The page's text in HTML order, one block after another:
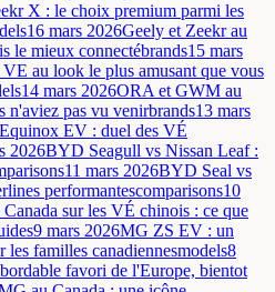
X : le choix premium parmi les
16 mars 2026Geely et Zeekr au
le mieux connectébrands15 mars
au look le plus amusant que vous
14 mars 2026ORA et GWM au
n'aviez pas vu venirbrands13 mars
EV : duel des VÉ
2026BYD Seagull vs Nissan Leaf :
11 mars 2026BYD Seal vs
performantescomparisons10
sur les VÉ chinois : ce que
9 mars 2026MG ZS EV : un
familles canadiennesmodels8
favori de l'Europe, bientot